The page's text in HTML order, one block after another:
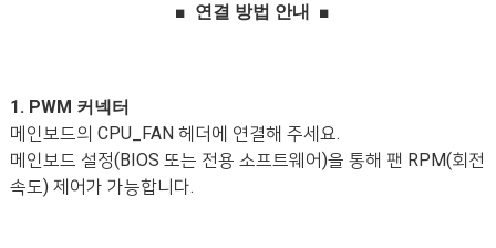
■ 연결 방법 안내 ■
1. PWM 커넥터
메인보드의 CPU_FAN 헤더에 연결해 주세요.
메인보드 설정(BIOS 또는 전용 소프트웨어)을 통해 팬 RPM(회전
속도) 제어가 가능합니다.